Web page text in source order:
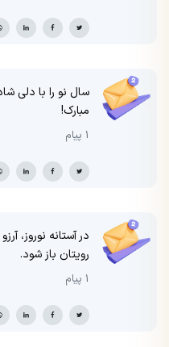
سال نو را با دلی
مبارک!
1 پیام
در آستانه نوروز،
رویتان باز شود.
1 پیام